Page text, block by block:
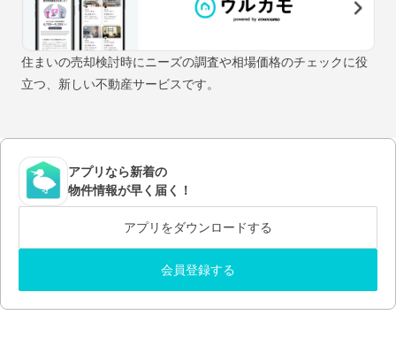
住まいの売却検討時にニーズの調査や相場価格のチェックに役
立つ、新しい不動産サービスです。
アプリなら新着の
物件情報が早く届く！
アプリをダウンロードする
会員登録する